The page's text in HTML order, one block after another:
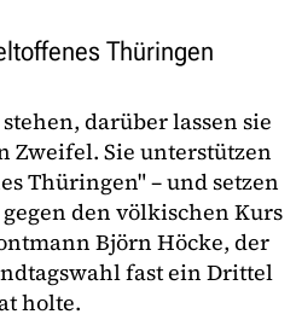
Thüringen
darüber lassen sie
Zweifel. Sie unterstützen
Thüringen" – und setzen
den völkischen Kurs
Björn Höcke, der
fast ein Drittel
holte.